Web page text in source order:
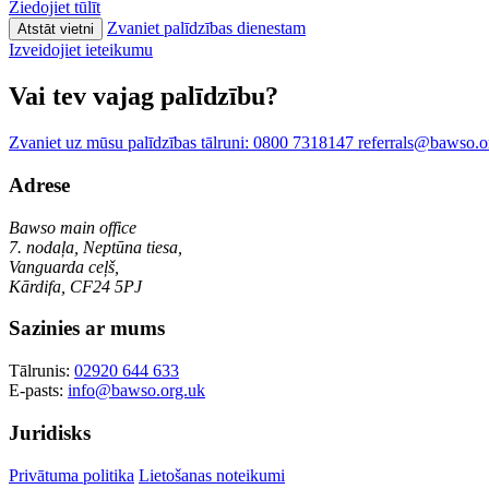
Share
Ziedojiet tūlīt
Atstāt vietni
Zvaniet palīdzības dienestam
Izveidojiet ieteikumu
Vai tev vajag palīdzību?
Zvaniet uz mūsu palīdzības tālruni: 0800 7318147
Adrese
Bawso main office
7. nodaļa, Neptūna tiesa,
Vanguarda ceļš,
Kārdifa, CF24 5PJ
Sazinies ar mums
Tālrunis: 02920 644 633
E-pasts: info@bawso.org.uk
Juridisks
Privātuma politika Lietošanas noteikumi